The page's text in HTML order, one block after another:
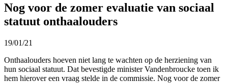
Nog voor de zomer evaluatie van sociaal
statuut onthaalouders
19/01/21
Onthaalouders hoeven niet lang te wachten op de herziening van
hun sociaal statuut. Dat bevestigde minister Vandenbroucke toen ik
hem hierover een vraag stelde in de commissie. Nog voor de zomer